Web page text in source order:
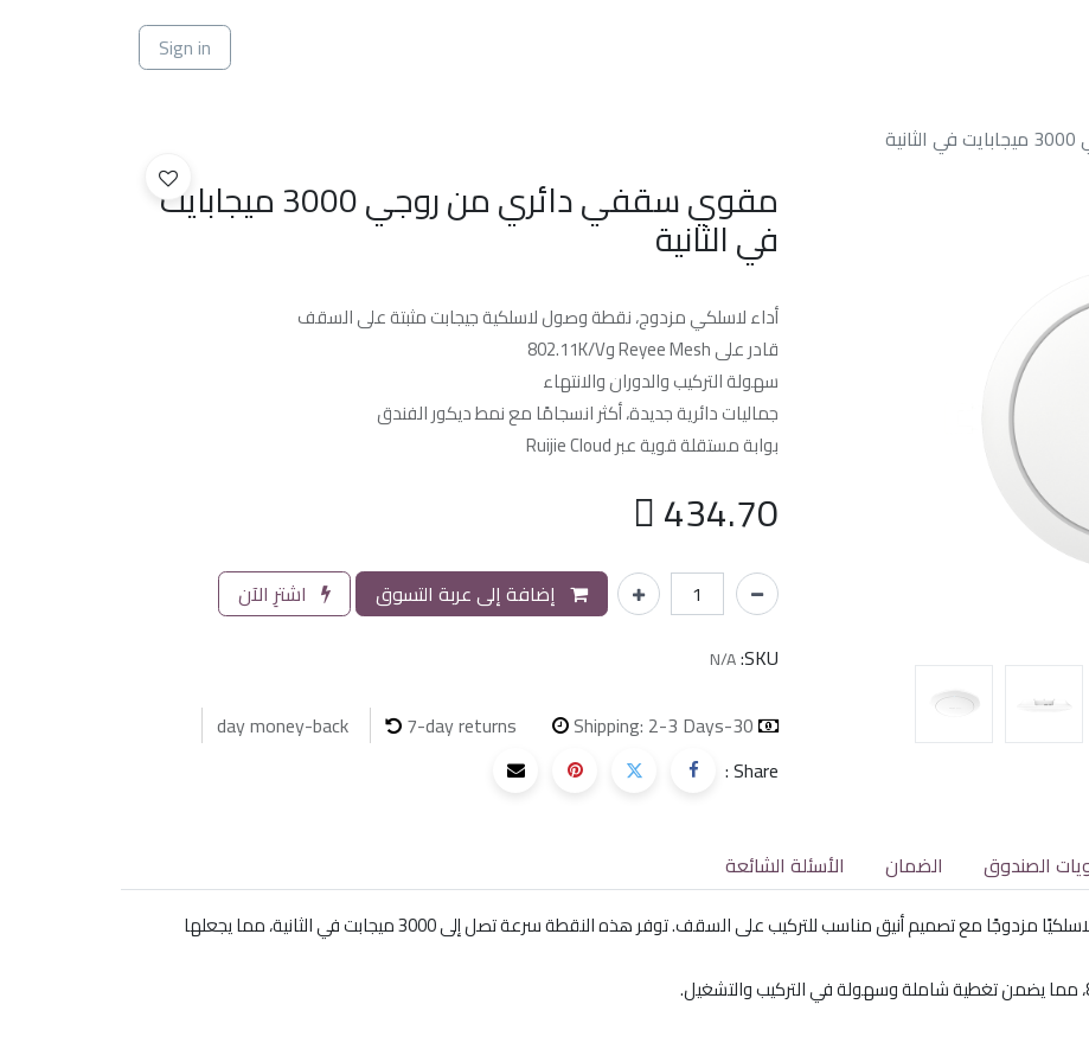
Sign in
مقوي سقفي دائري من روجي 3000 ميجابايت
في الثانية
أداء لاسلكي مزدوج، نقطة وصول لاسلكية جيجابت مثبتة على السقف
قادر على Reyee Mesh و802.11K/V
سهولة التركيب والدوران والانتهاء
جماليات دائرية جديدة، أكثر انسجامًا مع نمط ديكور الفندق
بوابة مستقلة قوية عبر Ruijie Cloud
434.70
إضافة إلى عربة التسوق
اشترِ الآن
SKU:
N/A
30-day money-back
7-day returns
Shipping: 2-3 Days
Share :
الصندوق الضمان الأسئلة الشائعة
نقطة الوصول RG-RAP2266 من Reyee تقدم أداءً لاسلكيًا مزدوجًا مع تصميم أنيق مناسب للتركيب على السقف. توفر هذه النقطة سرعة تصل إلى 3000 ميجابت في الثانية، مما يجعلها